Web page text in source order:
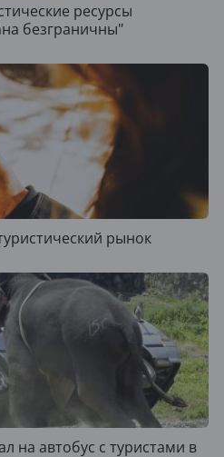
ресурсы
безграничны"
рынок
на автобус с туристами в